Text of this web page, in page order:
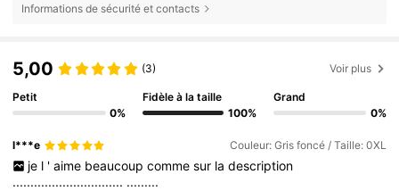
Informations de sécurité et contacts
5,00 (3) Voir plus
Petit
0%
Fidèle à la taille
100%
Grand
0%
l***e Couleur: Gris foncé / Taille: 0XL
je l ' aime beaucoup comme sur la description
............................... .........